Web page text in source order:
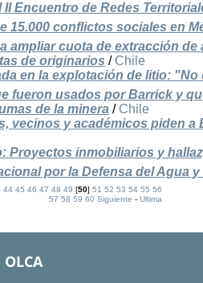
II Encuentro de Redes
15.000 conflictos sociales en
ampliar cuota de extracción de
de originarios / Chile
en la explotación de litio:
fueron usados por Barrick y
de la minera / Chile
vecinos y académicos piden a
Proyectos inmobiliarios y
por la Defensa del Agua
44 45 46 47 48 49 [50]51 52 53 54 55 56
57 58 59 60 Siguiente -Ultima
OLCA